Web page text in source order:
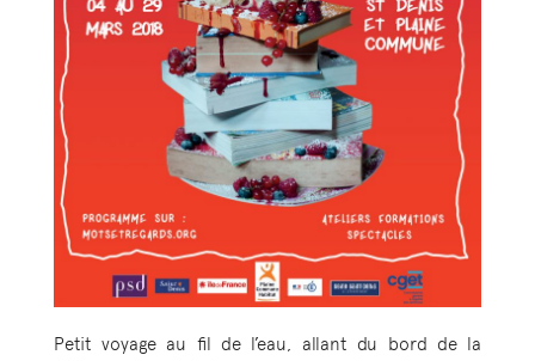
Petit voyage au fil de l’eau, allant du bord de la